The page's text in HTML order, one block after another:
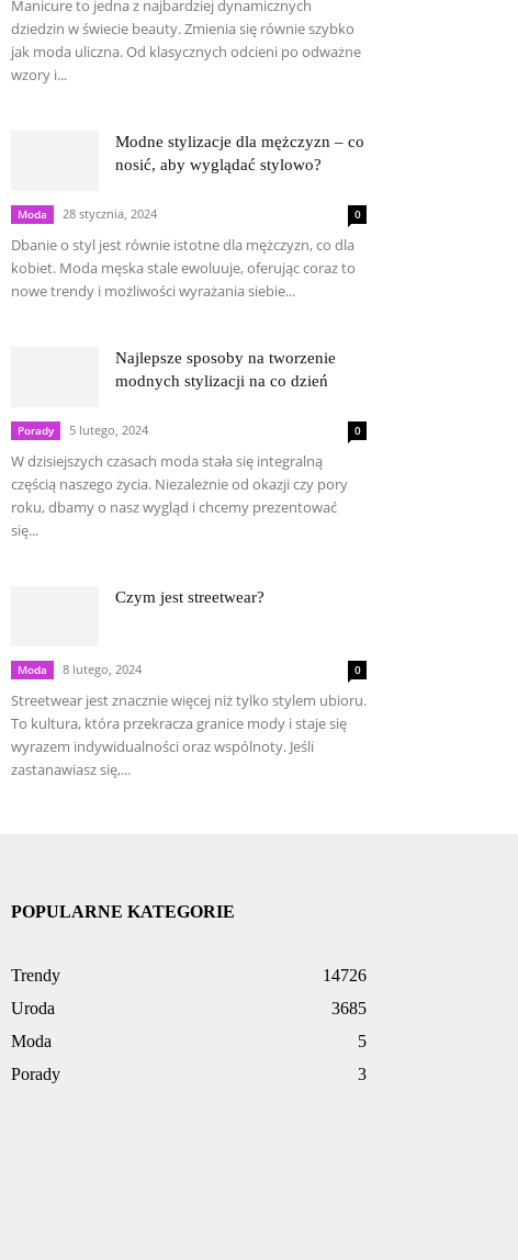
Manicure to jedna z najbardziej dynamicznych
dziedzin w świecie beauty. Zmienia się równie szybko
jak moda uliczna. Od klasycznych odcieni po odważne
wzory i...
Modne stylizacje dla mężczyzn – co
nosić, aby wyglądać stylowo?
Moda 28 stycznia, 2024 0
Dbanie o styl jest równie istotne dla mężczyzn, co dla
kobiet. Moda męska stale ewoluuje, oferując coraz to
nowe trendy i możliwości wyrażania siebie...
Najlepsze sposoby na tworzenie
modnych stylizacji na co dzień
Porady 5 lutego, 2024 0
W dzisiejszych czasach moda stała się integralną
częścią naszego życia. Niezależnie od okazji czy pory
roku, dbamy o nasz wygląd i chcemy prezentować
się...
Czym jest streetwear?
Moda 8 lutego, 2024 0
Streetwear jest znacznie więcej niż tylko stylem ubioru.
To kultura, która przekracza granice mody i staje się
wyrazem indywidualności oraz wspólnoty. Jeśli
zastanawiasz się,...
POPULARNE KATEGORIE
Trendy
14726
Uroda
3685
Moda
5
Porady
3